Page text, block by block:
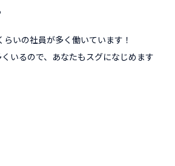
いの社員が多く働いています！
いるので、あなたもスグになじめます